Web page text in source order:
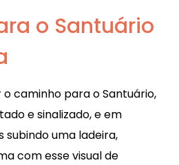
o Santuário
caminho para o Santuário,
e sinalizado, e em
subindo uma ladeira,
com esse visual de